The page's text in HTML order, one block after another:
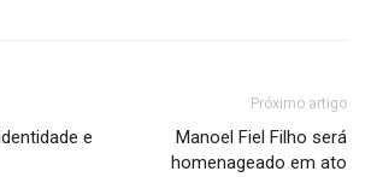
e
Próximo artigo
Manoel Fiel Filho será
homenageado em ato